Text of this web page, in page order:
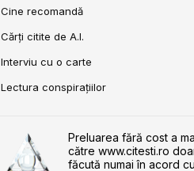
Cine recomandă
Cărți citite de A.I.
Interviu cu o carte
Lectura conspirațiilor
Preluarea fără cost a
către www.citesti.ro
făcută numai în acord